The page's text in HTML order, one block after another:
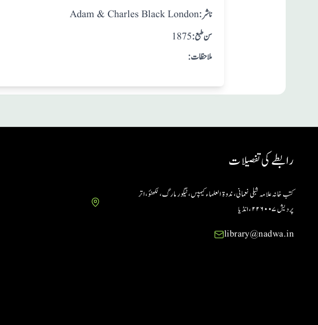
Adam & Charles Black London :ناشر
1875 : سن طبع
:ملاحظات
رابطے کی تفصیلات
کتب خانہ علامہ شبلی نعمانی، ندوۃ العلماء کیمپس، ٹیگور مارگ، لکھنؤ، اتر
پردیش ۲۲۶۰۰۷ ،انڈیا
library@nadwa.in